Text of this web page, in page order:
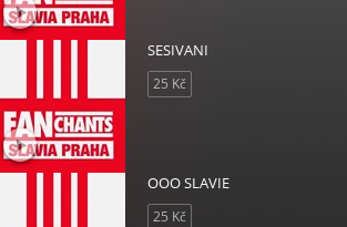
SESIVANI
25 Kč
OOO SLAVIE
25 Kč